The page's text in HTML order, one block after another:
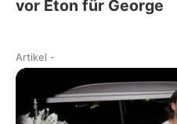
vor Eton für George
Artikel -